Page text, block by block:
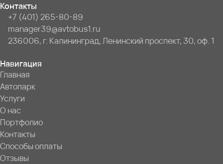
Контакты
+7 (401) 265-80-89
manager39@avtobus1.ru
236006, г. Калининград, Ленинский проспект, 30, оф. 1
Навигация
Главная
Автопарк
Услуги
О нас
Портфолио
Контакты
Способы оплаты
Отзывы